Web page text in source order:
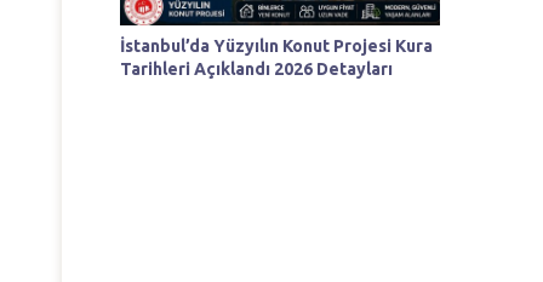
İstanbul’da Yüzyılın Konut Projesi Kura
Tarihleri Açıklandı 2026 Detayları